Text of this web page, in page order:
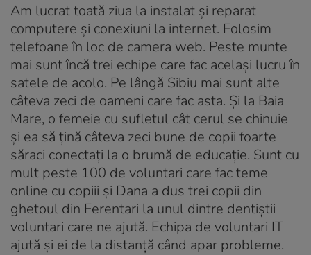
Am lucrat toată ziua la instalat și reparat
computere și conexiuni la internet. Folosim
telefoane în loc de camera web. Peste munte
mai sunt încă trei echipe care fac același lucru în
satele de acolo. Pe lângă Sibiu mai sunt alte
câteva zeci de oameni care fac asta. Și la Baia
Mare, o femeie cu sufletul cât cerul se chinuie
și ea să țină câteva zeci bune de copii foarte
săraci conectați la o brumă de educație. Sunt cu
mult peste 100 de voluntari care fac teme
online cu copiii și Dana a dus trei copii din
ghetoul din Ferentari la unul dintre dentiștii
voluntari care ne ajută. Echipa de voluntari IT
ajută și ei de la distanță când apar probleme.